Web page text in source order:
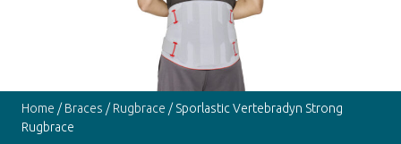
Home / Braces / Rugbrace / Sporlastic Vertebradyn Strong
Rugbrace